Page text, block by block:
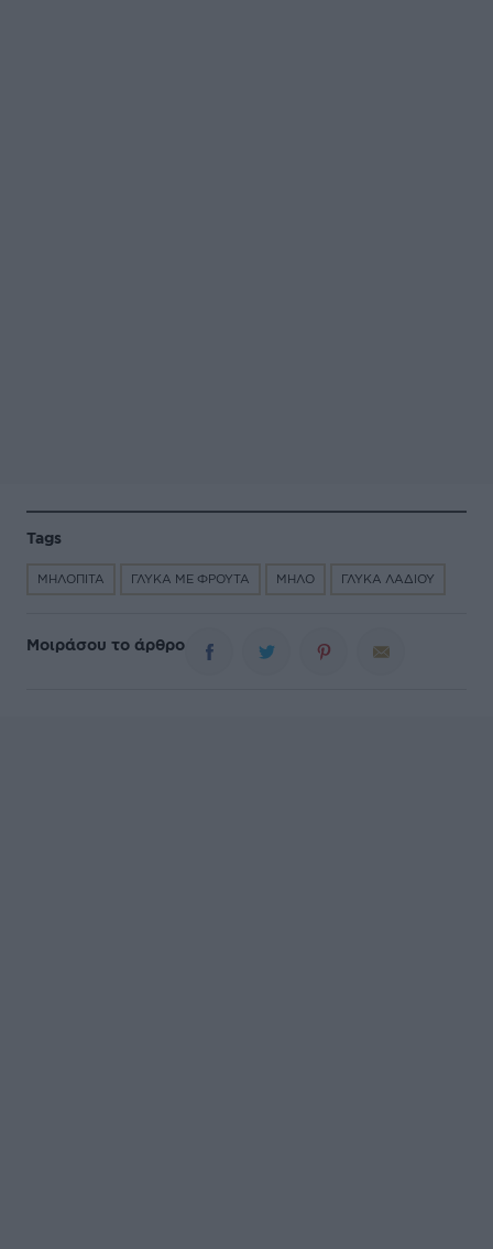
Tags
ΜΗΛΟΠΙΤΑ ΓΛΥΚΑ ΜΕ ΦΡΟΥΤΑ ΜΗΛΟ ΓΛΥΚΑ ΛΑΔΙΟΥ
Μοιράσου το άρθρο